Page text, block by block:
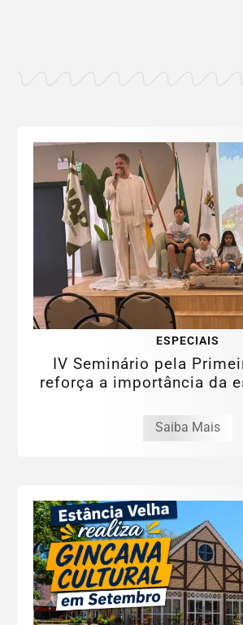
ESPECIAIS
IV Seminário pela
reforça a importância da
Saiba Mais